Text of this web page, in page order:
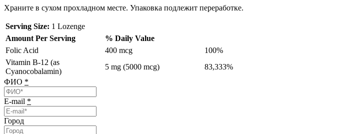
Храните в сухом прохладном месте. Упаковка подлежит переработке.
Serving Size: 1 Lozenge
Amount Per Serving
% Daily Value
Folic Acid
400 mcg
100%
Vitamin B-12 (as
Cyanocobalamin)
5 mg (5000 mcg)
83,333%
ФИО *
E-mail *
Город